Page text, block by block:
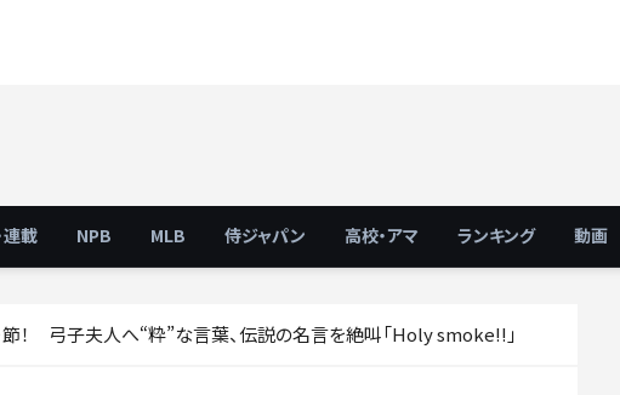
連載 NPB MLB 侍ジャパン 高校・アマ ランキング 動画
！ 弓子夫人へ“粋”な言葉、伝説の名言を絶叫「Holy smoke!!」